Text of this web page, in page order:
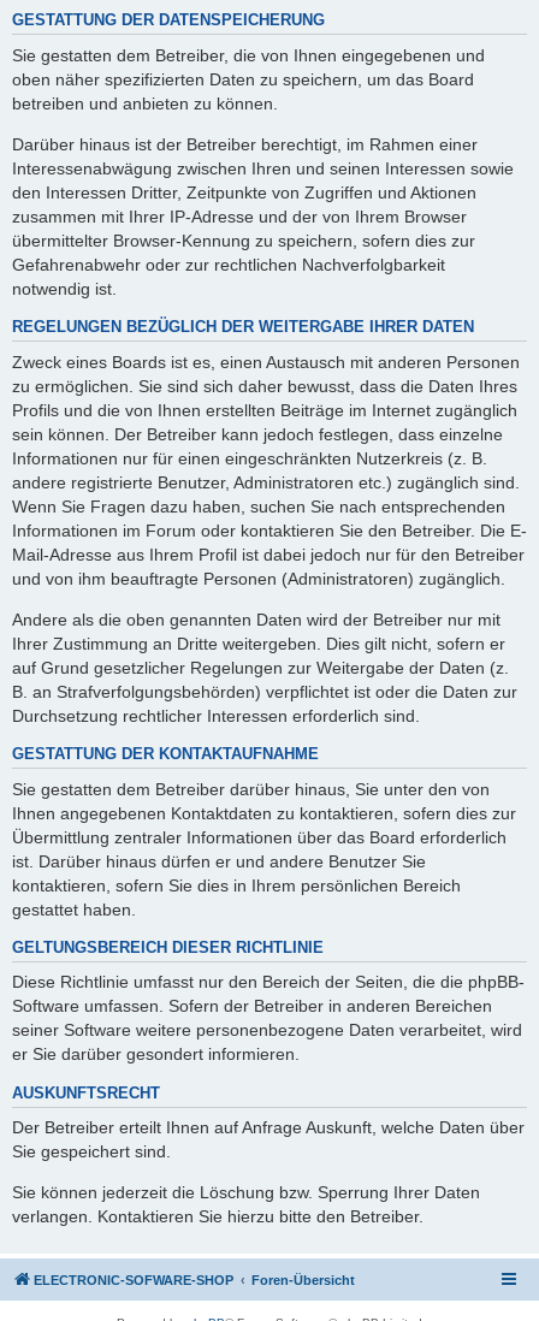
GESTATTUNG DER DATENSPEICHERUNG
Sie gestatten dem Betreiber, die von Ihnen eingegebenen und
oben näher spezifizierten Daten zu speichern, um das Board
betreiben und anbieten zu können.
Darüber hinaus ist der Betreiber berechtigt, im Rahmen einer
Interessenabwägung zwischen Ihren und seinen Interessen sowie
den Interessen Dritter, Zeitpunkte von Zugriffen und Aktionen
zusammen mit Ihrer IP-Adresse und der von Ihrem Browser
übermittelter Browser-Kennung zu speichern, sofern dies zur
Gefahrenabwehr oder zur rechtlichen Nachverfolgbarkeit
notwendig ist.
REGELUNGEN BEZÜGLICH DER WEITERGABE IHRER DATEN
Zweck eines Boards ist es, einen Austausch mit anderen Personen
zu ermöglichen. Sie sind sich daher bewusst, dass die Daten Ihres
Profils und die von Ihnen erstellten Beiträge im Internet zugänglich
sein können. Der Betreiber kann jedoch festlegen, dass einzelne
Informationen nur für einen eingeschränkten Nutzerkreis (z. B.
andere registrierte Benutzer, Administratoren etc.) zugänglich sind.
Wenn Sie Fragen dazu haben, suchen Sie nach entsprechenden
Informationen im Forum oder kontaktieren Sie den Betreiber. Die E-
Mail-Adresse aus Ihrem Profil ist dabei jedoch nur für den Betreiber
und von ihm beauftragte Personen (Administratoren) zugänglich.
Andere als die oben genannten Daten wird der Betreiber nur mit
Ihrer Zustimmung an Dritte weitergeben. Dies gilt nicht, sofern er
auf Grund gesetzlicher Regelungen zur Weitergabe der Daten (z.
B. an Strafverfolgungsbehörden) verpflichtet ist oder die Daten zur
Durchsetzung rechtlicher Interessen erforderlich sind.
GESTATTUNG DER KONTAKTAUFNAHME
Sie gestatten dem Betreiber darüber hinaus, Sie unter den von
Ihnen angegebenen Kontaktdaten zu kontaktieren, sofern dies zur
Übermittlung zentraler Informationen über das Board erforderlich
ist. Darüber hinaus dürfen er und andere Benutzer Sie
kontaktieren, sofern Sie dies in Ihrem persönlichen Bereich
gestattet haben.
GELTUNGSBEREICH DIESER RICHTLINIE
Diese Richtlinie umfasst nur den Bereich der Seiten, die die phpBB-
Software umfassen. Sofern der Betreiber in anderen Bereichen
seiner Software weitere personenbezogene Daten verarbeitet, wird
er Sie darüber gesondert informieren.
AUSKUNFTSRECHT
Der Betreiber erteilt Ihnen auf Anfrage Auskunft, welche Daten über
Sie gespeichert sind.
Sie können jederzeit die Löschung bzw. Sperrung Ihrer Daten
verlangen. Kontaktieren Sie hierzu bitte den Betreiber.
ELECTRONIC-SOFWARE-SHOP Foren-Übersicht